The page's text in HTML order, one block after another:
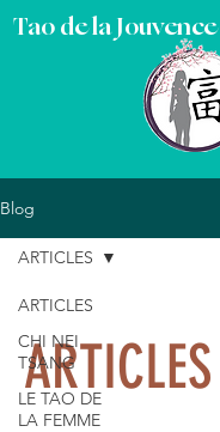
Tao de la Jouvence
Blog
ARTICLES
CHI NEI
TSANG
LE TAO DE
LA FEMME
ARTICLES
ARTICLES